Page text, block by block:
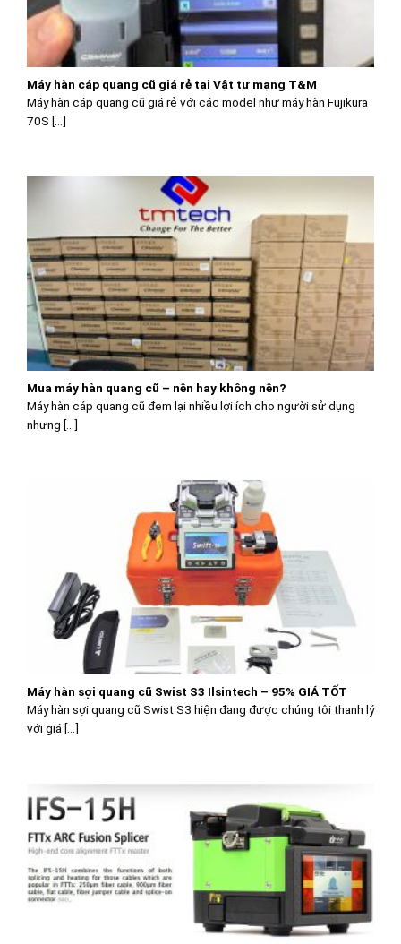
Máy hàn cáp quang cũ giá rẻ tại Vật tư mạng T&M
Máy hàn cáp quang cũ giá rẻ với các model như máy hàn Fujikura
70S [...]
Mua máy hàn quang cũ – nên hay không nên?
Máy hàn cáp quang cũ đem lại nhiều lợi ích cho người sử dụng
nhưng [...]
Máy hàn sợi quang cũ Swist S3 Ilsintech – 95% GIÁ TỐT
Máy hàn sợi quang cũ Swist S3 hiện đang được chúng tôi thanh lý
với giá [...]